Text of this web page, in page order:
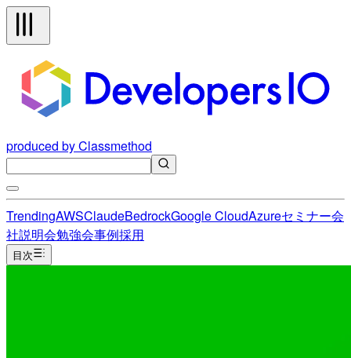
produced by Classmethod
TrendingAWSClaudeBedrockGoogle CloudAzureセミナー会
社説明会勉強会事例採用
目次